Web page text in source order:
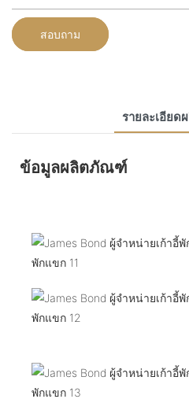
สอบถาม
รายละเอีย
ข้อมูลผลิตภัณฑ์